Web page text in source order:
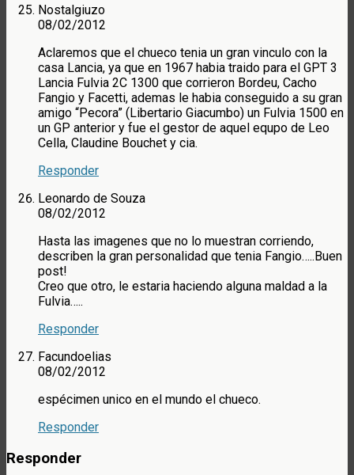
Nostalgiuzo
08/02/2012
Aclaremos que el chueco tenia un gran vinculo con la
casa Lancia, ya que en 1967 habia traido para el GPT 3
Lancia Fulvia 2C 1300 que corrieron Bordeu, Cacho
Fangio y Facetti, ademas le habia conseguido a su gran
amigo “Pecora” (Libertario Giacumbo) un Fulvia 1500 en
un GP anterior y fue el gestor de aquel equpo de Leo
Cella, Claudine Bouchet y cia.
Responder
Leonardo de Souza
08/02/2012
Hasta las imagenes que no lo muestran corriendo,
describen la gran personalidad que tenia Fangio…..Buen
post!
Creo que otro, le estaria haciendo alguna maldad a la
Fulvia…..
Responder
Facundoelias
08/02/2012
espécimen unico en el mundo el chueco.
Responder
Responder